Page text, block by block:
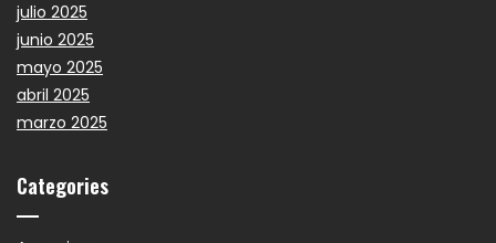
julio 2025
junio 2025
mayo 2025
abril 2025
marzo 2025
Categories